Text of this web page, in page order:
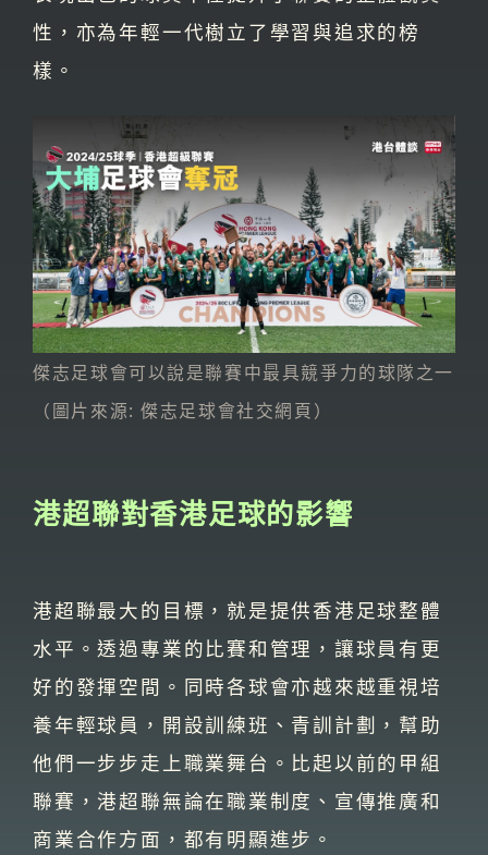
性，亦為年輕一代樹立了學習與追求的榜
樣。
傑志足球會可以說是聯賽中最具競爭力的球隊之一
（圖片來源: 傑志足球會社交網頁）
港超聯對香港足球的影響
港超聯最大的目標，就是提供香港足球整體
水平。透過專業的比賽和管理，讓球員有更
好的發揮空間。同時各球會亦越來越重視培
養年輕球員，開設訓練班、青訓計劃，幫助
他們一步步走上職業舞台。比起以前的甲組
聯賽，港超聯無論在職業制度、宣傳推廣和
商業合作方面，都有明顯進步。